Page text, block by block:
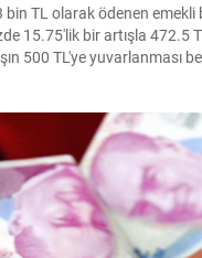
bin TL olarak ödenen
15.75'lik bir artışla 472.5
500 TL'ye yuvarlanması